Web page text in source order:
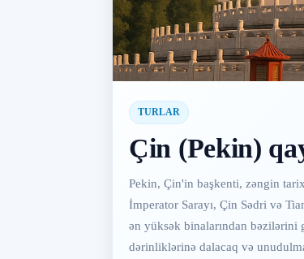
TURLAR
Çin (Pekin)
Pekin, Çin'in başkenti, zəngin
İmperator Sarayı, Çin Sədri və
ən yüksək binalarından
dərinliklərinə dalacaq və